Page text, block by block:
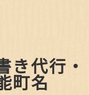
き代行・
町名